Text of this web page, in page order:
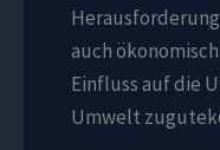
auch
Einfluss auf die
Umwelt